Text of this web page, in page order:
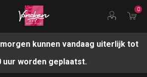
0
kunnen vandaag uiterlijk tot
uur worden geplaatst.